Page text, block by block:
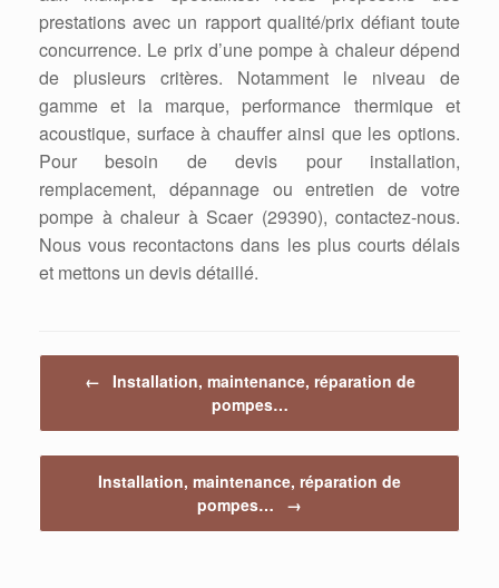
prestations avec un rapport qualité/prix défiant toute
concurrence. Le prix d’une pompe à chaleur dépend
de plusieurs critères. Notamment le niveau de
gamme et la marque, performance thermique et
acoustique, surface à chauffer ainsi que les options.
Pour besoin de devis pour installation,
remplacement, dépannage ou entretien de votre
pompe à chaleur à Scaer (29390), contactez-nous.
Nous vous recontactons dans les plus courts délais
et mettons un devis détaillé.
←
Installation, maintenance, réparation de
pompes…
Installation, maintenance, réparation de
pompes…
→